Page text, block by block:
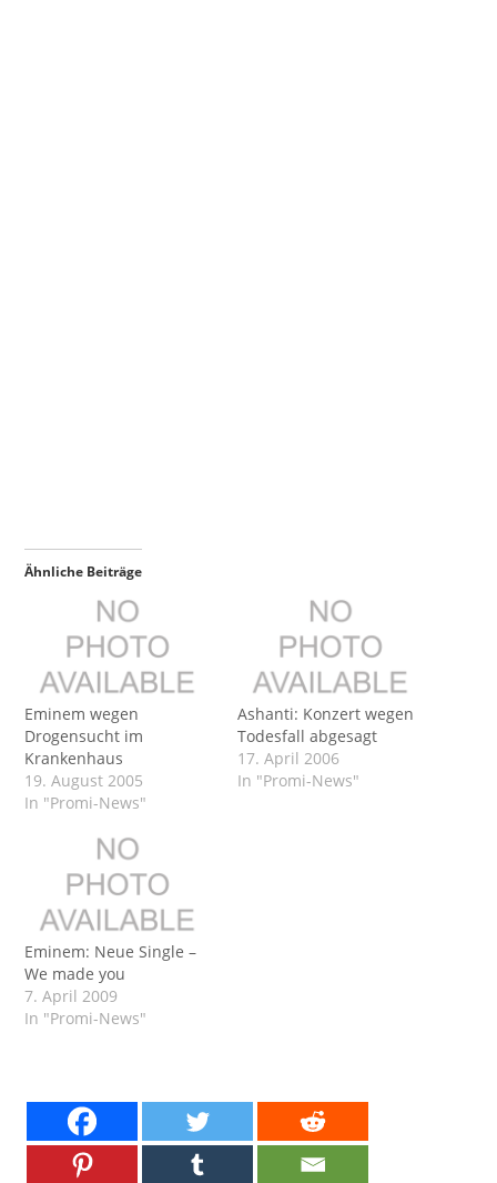
Ähnliche Beiträge
Eminem wegen
Drogensucht im
Krankenhaus
19. August 2005
In "Promi-News"
Ashanti: Konzert wegen
Todesfall abgesagt
17. April 2006
In "Promi-News"
Eminem: Neue Single –
We made you
7. April 2009
In "Promi-News"